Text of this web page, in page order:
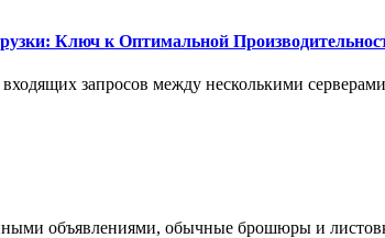
Ключ к Оптимальной
запросов между несколькими
объявлениями, обычные брошюры и